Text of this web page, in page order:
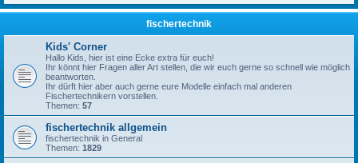
fischertechnik
Kids' Corner
Hallo Kids, hier ist eine Ecke extra für euch!
Ihr könnt hier Fragen aller Art stellen, die wir euch gerne so schnell wie möglich
beantworten.
Ihr dürft hier aber auch gerne eure Modelle einfach mal anderen
Fischertechnikern vorstellen.
Themen: 57
fischertechnik allgemein
fischertechnik in General
Themen: 1829